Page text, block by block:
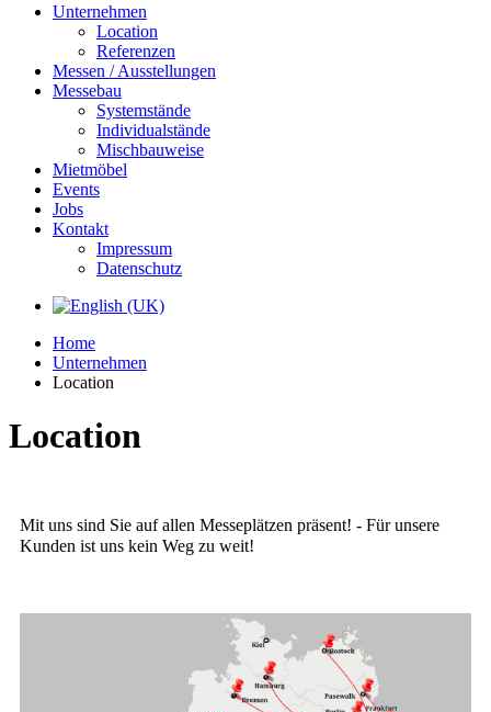
Unternehmen
Location
Referenzen
Messen / Ausstellungen
Messebau
Systemstände
Individualstände
Mischbauweise
Mietmöbel
Events
Jobs
Kontakt
Impressum
Datenschutz
Home
Unternehmen
Location
Location
Mit uns sind Sie auf allen Messeplätzen präsent! - Für unsere
Kunden ist uns kein Weg zu weit!